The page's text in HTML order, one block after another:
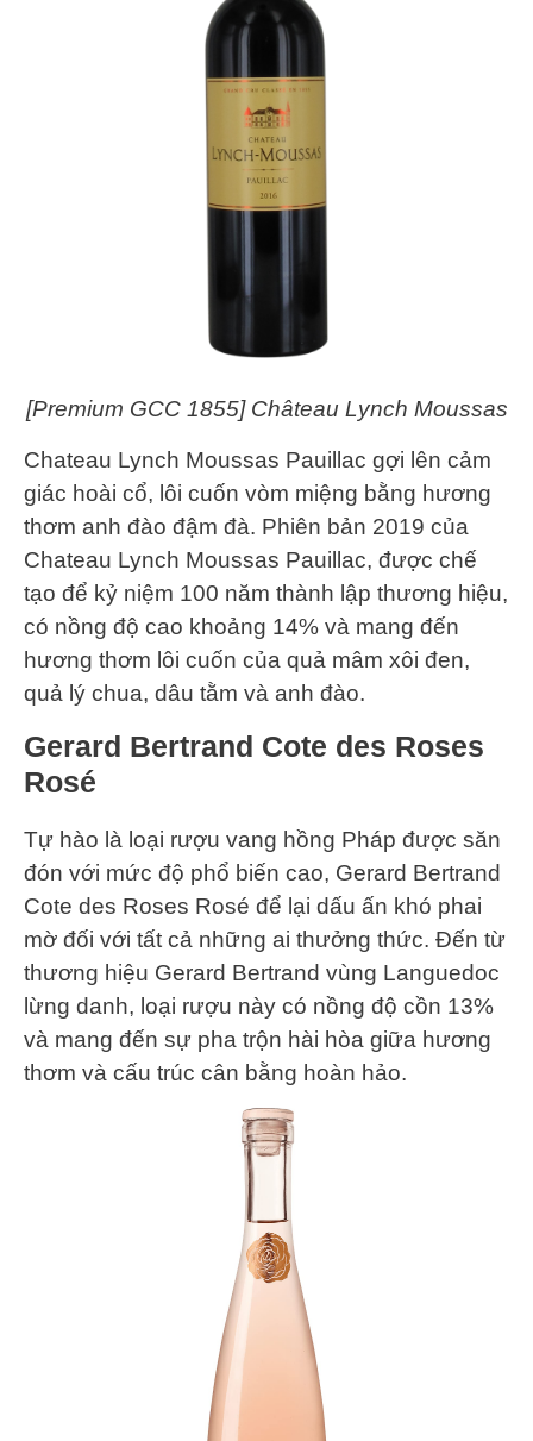
[Premium GCC 1855] Château Lynch Moussas
Chateau Lynch Moussas Pauillac gợi lên cảm
giác hoài cổ, lôi cuốn vòm miệng bằng hương
thơm anh đào đậm đà. Phiên bản 2019 của
Chateau Lynch Moussas Pauillac, được chế
tạo để kỷ niệm 100 năm thành lập thương hiệu,
có nồng độ cao khoảng 14% và mang đến
hương thơm lôi cuốn của quả mâm xôi đen,
quả lý chua, dâu tằm và anh đào.
Gerard Bertrand Cote des Roses
Rosé
Tự hào là loại rượu vang hồng Pháp được săn
đón với mức độ phổ biến cao, Gerard Bertrand
Cote des Roses Rosé để lại dấu ấn khó phai
mờ đối với tất cả những ai thưởng thức. Đến từ
thương hiệu Gerard Bertrand vùng Languedoc
lừng danh, loại rượu này có nồng độ cồn 13%
và mang đến sự pha trộn hài hòa giữa hương
thơm và cấu trúc cân bằng hoàn hảo.